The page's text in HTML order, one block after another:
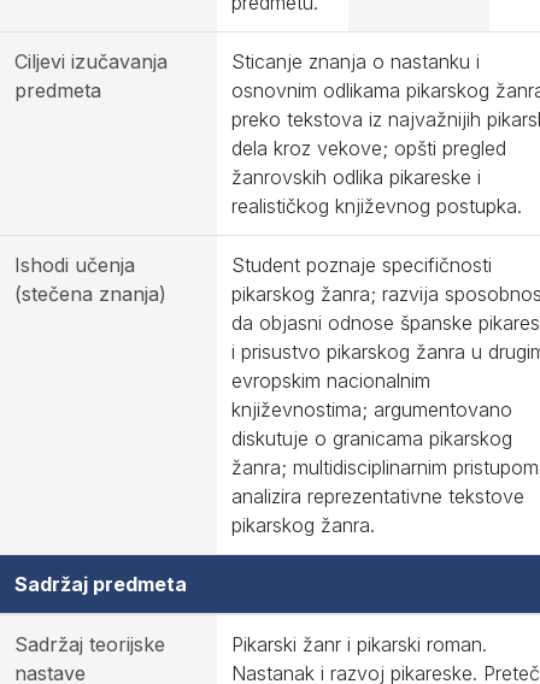
Ciljevi izučavanja
predmeta
Sticanje znanja o nastanku i
osnovnim odlikama pikarskog
preko tekstova iz najvažnijih
dela kroz vekove; opšti pregled
žanrovskih odlika pikareske i
realističkog književnog postupka.
Ishodi učenja
(stečena znanja)
Student poznaje specifičnosti
pikarskog žanra; razvija
da objasni odnose španske
i prisustvo pikarskog žanra u
evropskim nacionalnim
književnostima; argumentovano
diskutuje o granicama pikarskog
žanra; multidisciplinarnim pristupom
analizira reprezentativne tekstove
pikarskog žanra.
Sadržaj predmeta
Sadržaj teorijske
nastave
Pikarski žanr i pikarski roman.
Nastanak i razvoj pikareske.